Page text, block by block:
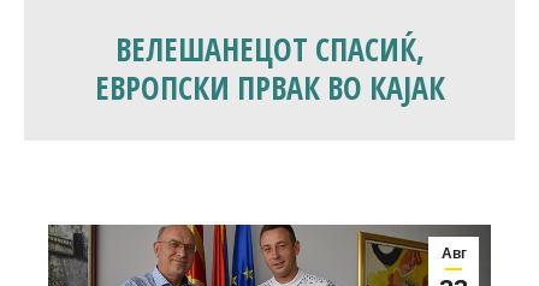
ВЕЛЕШАНЕЦОТ СПАСИЌ,
ЕВРОПСКИ ПРВАК ВО КАЈАК
Авг